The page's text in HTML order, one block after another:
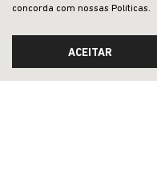
concorda com nossas Políticas.
ACEITAR